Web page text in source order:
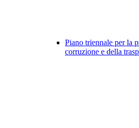
Piano triennale per la
corruzione e della